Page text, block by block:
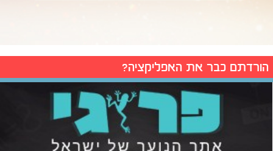
הורדתם כבר את האפליקציה?